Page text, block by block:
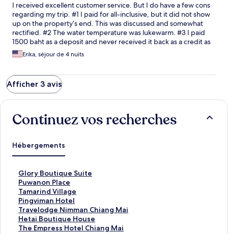
I received excellent customer service. But I do have a few cons
regarding my trip. #1 I paid for all-inclusive, but it did not show
up on the property’s end. This was discussed and somewhat
rectified. #2 The water temperature was lukewarm. #3 I paid
1500 baht as a deposit and never received it back as a credit as
discussed. Overall I felt safe as a solo traveler and I enjoyed my
stay.
Erika, séjour de 4 nuits
Afficher 3 avis
Continuez vos recherches
Hébergements
Glory Boutique Suite
L
i
e
n
o
u
v
Puwanon Place
L
i
e
n
o
u
Tamarind Village
L
i
e
n
o
Pingviman Hotel
L
i
e
n
Travelodge Nimman Chiang Mai
L
i
e
Hetai Boutique House
L
iThe Empress Hotel Chiang Mai
L